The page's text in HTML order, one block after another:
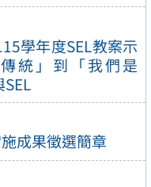
學年度SEL教案示
統」到「我們是
SEL
成果徵選簡章